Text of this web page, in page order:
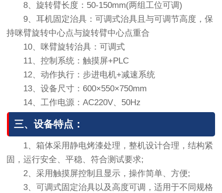
8、旋转臂长度：50-150mm(两组工位可调)
9、耳机固定治具：可调式治具且与可调节高度，保
持咪臂旋转中心点与旋转臂中心点重合
10、咪臂旋转治具：可调式
11、控制系统：触摸屏+PLC
12、动作执行：步进电机+减速系统
13、设备尺寸：600×550×750mm
14、工作电源：AC220V、50Hz
三、设备特点：
1、箱体采用静电烤漆处理，整机设计合理，结构紧
固，运行安全、平稳、符合测试要求;
2、采用触摸屏控制且显示，操作简单、方便;
3、可调式固定治具以及高度可调，适用于不同规格